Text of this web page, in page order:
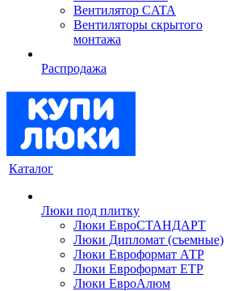
Вентилятор CATA
Вентиляторы скрытого
монтажа
Распродажа
Каталог
Люки под плитку
Люки ЕвроСТАНДАРТ
Люки Дипломат (съемные)
Люки Евроформат АТР
Люки Евроформат ЕТР
Люки ЕвроАлюм